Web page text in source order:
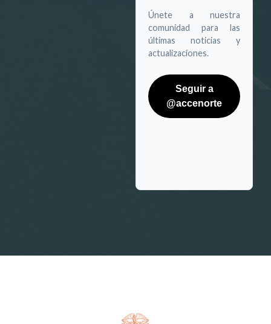
Únete a nuestra
comunidad para las
últimas noticias y
actualizaciones.
Seguir a
@accenorte